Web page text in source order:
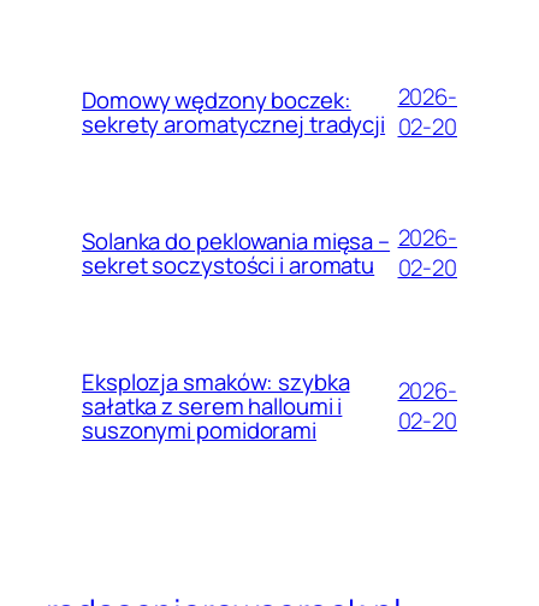
Domowy wędzony boczek:
sekrety aromatycznej tradycji
2026-
02-20
Solanka do peklowania mięsa –
sekret soczystości i aromatu
2026-
02-20
Eksplozja smaków: szybka
sałatka z serem halloumi i
suszonymi pomidorami
2026-
02-20